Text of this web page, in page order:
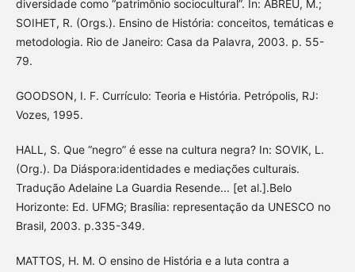
diversidade como “patrimônio sociocultural”. In: ABREU, M.;
SOIHET, R. (Orgs.). Ensino de História: conceitos, temáticas e
metodologia. Rio de Janeiro: Casa da Palavra, 2003. p. 55-
79.
GOODSON, I. F. Currículo: Teoria e História. Petrópolis, RJ:
Vozes, 1995.
HALL, S. Que “negro” é esse na cultura negra? In: SOVIK, L.
(Org.). Da Diáspora:identidades e mediações culturais.
Tradução Adelaine La Guardia Resende... [et al.].Belo
Horizonte: Ed. UFMG; Brasília: representação da UNESCO no
Brasil, 2003. p.335-349.
MATTOS, H. M. O ensino de História e a luta contra a